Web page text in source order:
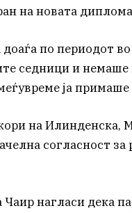
на новата
по периодот
седници и
ја
на Илинденска,
согласност
Чаир нагласи дека